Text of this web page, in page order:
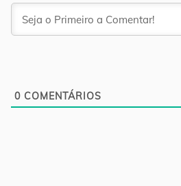
0 COMENTÁRIOS